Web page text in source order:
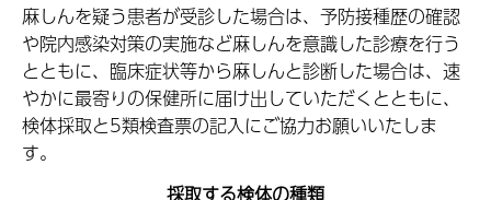
麻しんを疑う患者が受診した場合は、予防接種歴の確認
や院内感染対策の実施など麻しんを意識した診療を行う
とともに、臨床症状等から麻しんと診断した場合は、速
やかに最寄りの保健所に届け出していただくとともに、
検体採取と5類検査票の記入にご協力お願いいたしま
す。
採取する検体の種類